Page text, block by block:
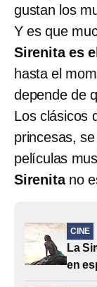
gustan los
Y es que
Sirenita es
hasta el
depende de
Los clásicos
princesas,
películas
Sirenitano
CINE
La
en